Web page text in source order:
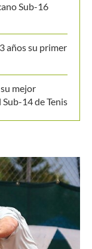
Sub-16
años su primer
mejor
14 de Tenis